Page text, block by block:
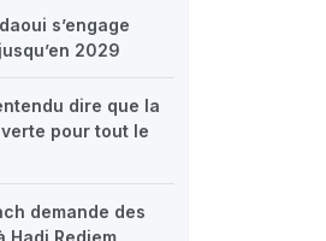
s’engage
2029
dire que la
pour tout le
demande des
Hadj Redjem